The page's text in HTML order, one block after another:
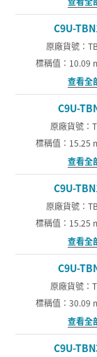
C9U-
原廠貨號：
標稱值：10.09
查看全
C9U-
原廠貨號：
標稱值：15.25
查看全
C9U-
原廠貨號：
標稱值：15.25
查看全
C9U-
原廠貨號：
標稱值：30.09
查看全
C9U-